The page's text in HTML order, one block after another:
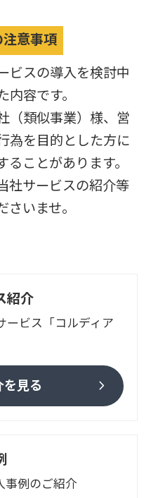
意事項
ビスの導入を検討中
内容です。
（類似事業）様、営
為を目的とした方に
ることがあります。
社サービスの紹介等
さいませ。
紹介
ービス「コルディア
を見る chevron_right
事例のご紹介